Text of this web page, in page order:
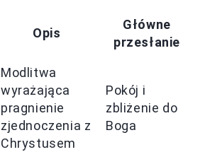
Opis
Główne
przesłanie
Modlitwa
wyrażająca
pragnienie
zjednoczenia z
Chrystusem
Pokój i
zbliżenie do
Boga